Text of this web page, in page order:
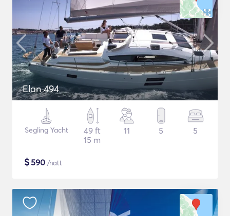
Elan 494
Segling Yacht
49 ft
15 m
11 5 5
$590 /natt